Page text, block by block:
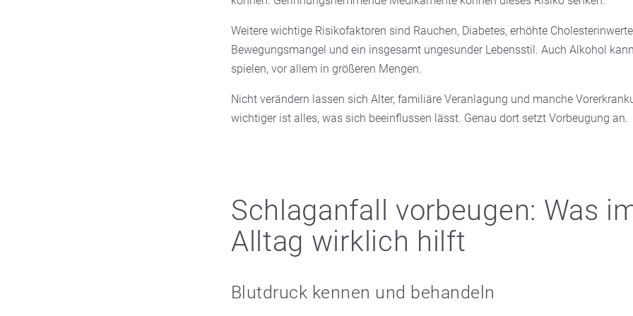
Weitere wichtige Risikofaktoren sind Rauchen, Diabetes, erhöhte
Bewegungsmangel und ein insgesamt ungesunder Lebensstil. Auch Alkohol
spielen, vor allem in größeren Mengen.
Nicht verändern lassen sich Alter, familiäre Veranlagung und manche
wichtiger ist alles, was sich beeinflussen lässt. Genau dort setzt Vorbeugung an.
Schlaganfall vorbeugen: Was
Alltag wirklich hilft
Blutdruck kennen und behandeln